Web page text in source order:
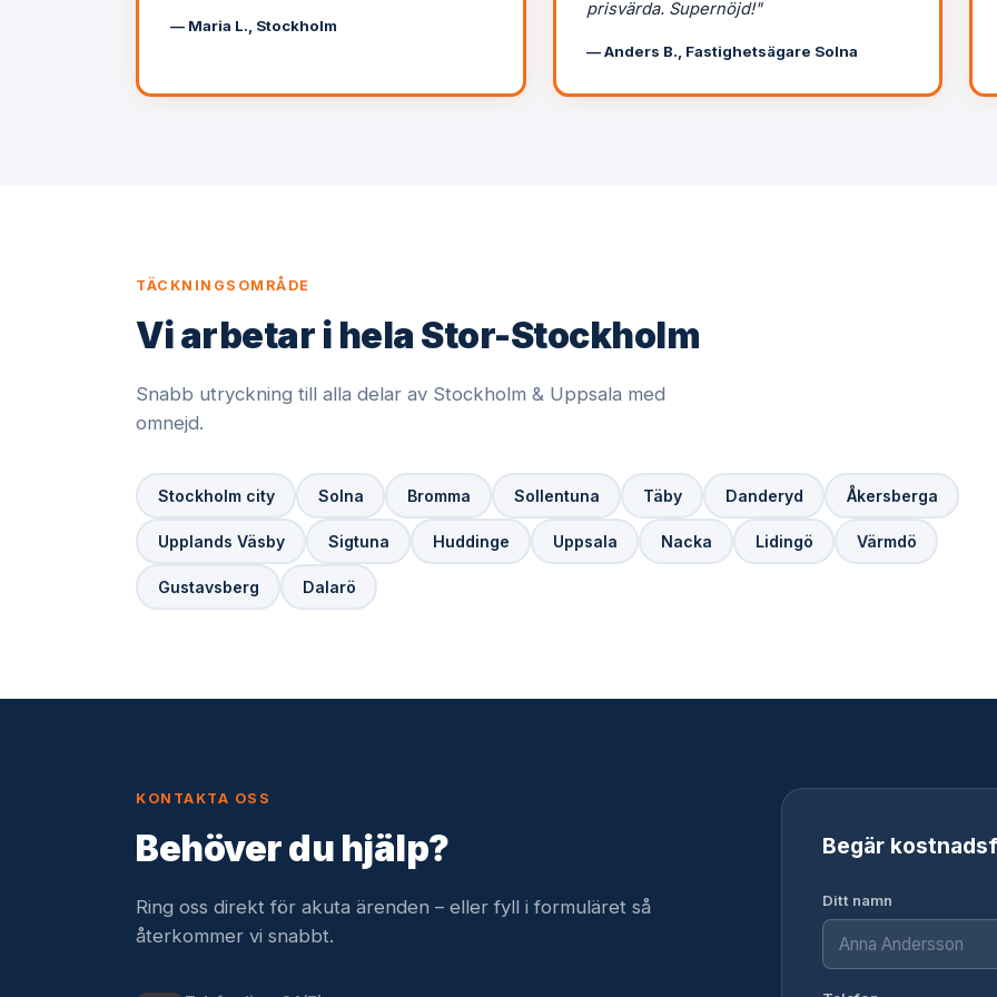
— Maria L., Stockholm
prisvärda. Supernöjd!"
— Anders B., Fastighetsägare Solna
TÄCKNINGSOMRÅDE
Vi arbetar i hela Stor-Stockholm
Snabb utryckning till alla delar av Stockholm & Uppsala med
omnejd.
Stockholm city Solna Bromma Sollentuna Täby Danderyd Åkersberga
Upplands Väsby Sigtuna Huddinge Uppsala Nacka Lidingö Värmdö
Gustavsberg Dalarö
KONTAKTA OSS
Behöver du hjälp?
Ring oss direkt för akuta ärenden – eller fyll i formuläret så
återkommer vi snabbt.
Begär
Ditt namn